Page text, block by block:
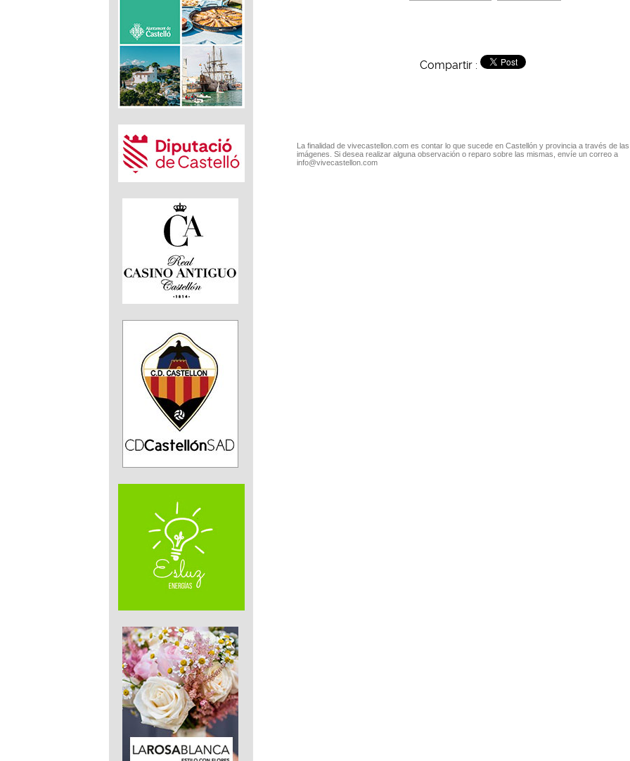
Compartir :
La finalidad de vivecastellon.com es contar lo que sucede en Castellón y provincia a través de las
imágenes. Si desea realizar alguna observación o reparo sobre las mismas, envíe un correo a
info@vivecastellon.com